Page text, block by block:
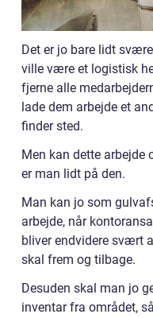
Det er jo bare lidt
ville være et logistisk
fjerne alle
lade dem arbejde et
finder sted.
Men kan dette arbejde
er man lidt på den.
Man kan jo som
arbejde, når
bliver endvidere svært
skal frem og tilbage.
Desuden skal man jo
inventar fra området,